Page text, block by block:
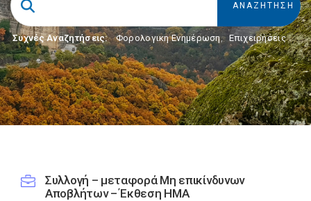
Συχνές Αναζητήσεις: Φορολογικη Ενημέρωση, Επιχειρήσεις
Συλλογή – μεταφορά Μη επικίνδυνων
Αποβλήτων – Έκθεση ΗΜΑ